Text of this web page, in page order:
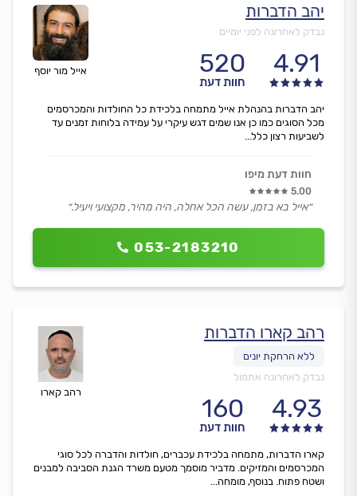
אייל מור יוסף
יהב הדברות
נבדק לאחרונה לפני יומיים
4.91
520
חוות דעת
053-2183210
יהב הדברות בהנהלת אייל מתמחה בלכידת כל החולדות והמכרסמים
מכל הסוגים כמו כן אנו שמים דגש עיקרי על עמידה בלוחות זמנים עד
לשביעות רצון כלל...
חוות דעת מיפו
5.00
״אייל בא בזמן, עשה הכל אחלה, היה מהיר, מקצועי ויעיל.״
רהב קארו
רהב קארו הדברות
נבדק לאחרונה אתמול
4.93
160
חוות דעת
קארו הדברות, מתמחה בלכידת עכברים, חולדות והדברה לכל סוגי
המכרסמים והמזיקים. מדביר מוסמך מטעם משרד הגנת הסביבה למבנים
ושטח פתוח. בנוסף, מומחה...